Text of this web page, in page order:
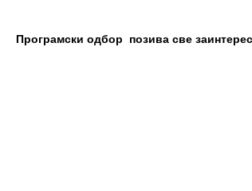
Програмски одбор позива све